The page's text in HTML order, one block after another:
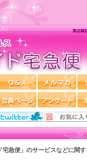
）
宅急便」のサービスなどに関